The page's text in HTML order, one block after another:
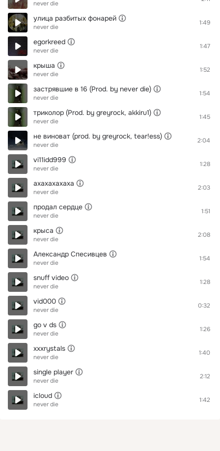
never die
улица разбитых фонарей
never die
1:49
egorkreed
never die
1:47
крыша
never die
1:52
застрявшие в 16 (Prod. by never die)
never die
1:54
триколор (Prod. by greyrock, akkiru1)
never die
1:45
не виноват (prod. by greyrock, tear!ess)
never die
2:04
vi11idd999
never die
1:28
ахахахахаха
never die
2:03
продал сердце
never die
1:51
крыса
never die
2:08
Александр Спесивцев
never die
1:54
snuff video
never die
1:28
vid000
never die
0:32
go v ds
never die
1:26
xxxrystals
never die
1:40
single player
never die
2:12
icloud
never die
1:42